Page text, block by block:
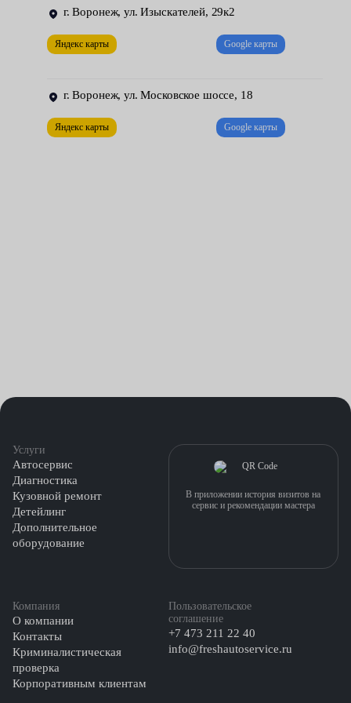
коробка извлекается;
устанавливается новая МКПП.
включаться без хруста и лишнего шума, легко и плавно. Также
драйв. Они тестируют работу нового агрегата на ходу —
г. Воронеж, ул. Изыскателей, 29к2
Яндекс карты Google карты
г. Воронеж, ул. Московское шоссе, 18
Яндекс карты Google карты
Услуги
Автосервис
Диагностика
Кузовной ремонт
Детейлинг
Дополнительное
оборудование
Компания
О компании
Контакты
Криминалистическая
проверка
Корпоративным клиентам
Пользовательское
соглашение
+7 473 211 22 40
info@freshautoservice.ru
В приложении история визитов на
сервис и рекомендации мастера